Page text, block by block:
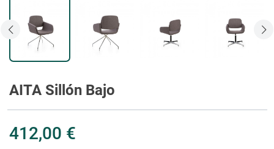
AITA Sillón Bajo
412,00 €